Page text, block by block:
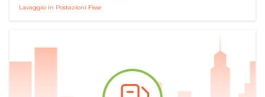
Lavaggio in Postazioni Fisse